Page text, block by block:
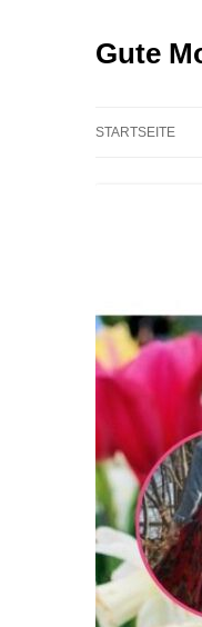
Gute
STARTSEITE